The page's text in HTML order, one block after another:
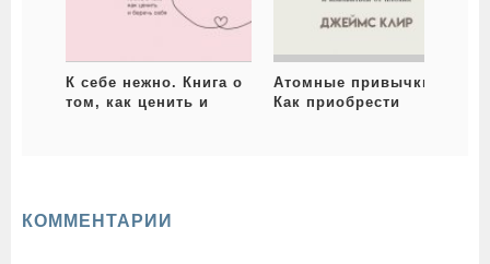
К себе нежно. Книга о
том, как ценить и
Атомные привычки.
Как приобрести
КОММЕНТАРИИ